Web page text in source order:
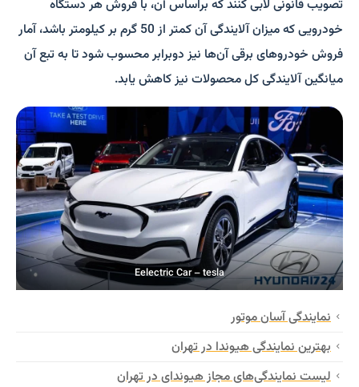
تصویب قانونی لابی کنند که براساس آن، با فروش هر دستگاه
خودرویی که میزان آلایندگی آن کمتر از 50 گرم بر کیلومتر باشد، آمار
فروش خودروهای برقی آن‌ها نیز دوبرابر محسوب شود تا به تبع آن
میانگین آلایندگی کل محصولات نیز کاهش یابد.
Eelectric Car – tesla
نمایندگی آسان موتور
بهترین نمایندگی هیوندا در تهران
لیست نمایندگی‌های مجاز هیوندای در تهران